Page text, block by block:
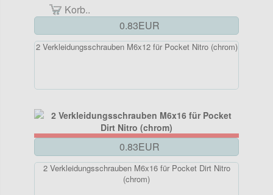
Korb..
0.83EUR
2 Verkleidungsschrauben M6x12 für Pocket Nitro (chrom)
0.83EUR
2 Verkleidungsschrauben M6x16 für Pocket Dirt Nitro
(chrom)